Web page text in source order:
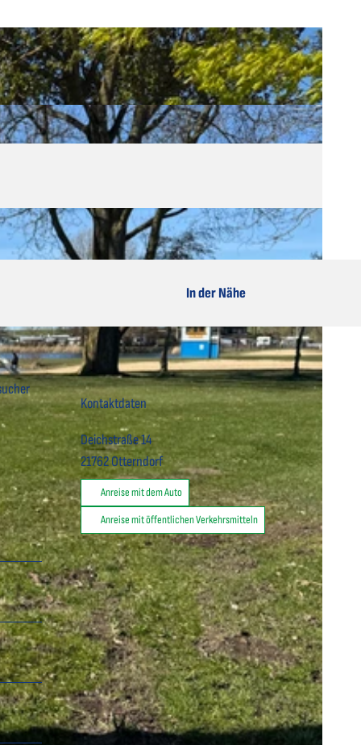
In der Nähe
Kontaktdaten
Deichstraße 14
21762Otterndorf
Anreise mit dem Auto
Anreise mit öffentlichen Verkehrsmitteln